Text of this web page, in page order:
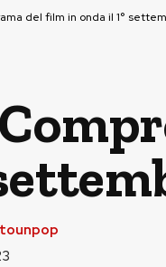
del film in onda il 1°